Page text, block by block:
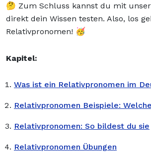
🤔 Zum Schluss kannst du mit
direkt dein Wissen testen. Also, los
Relativpronomen! 🥳
Kapitel:
Was ist ein Relativpronomen im
Relativpronomen Beispiele:
Relativpronomen: So bildest du sie
Relativpronomen Übungen